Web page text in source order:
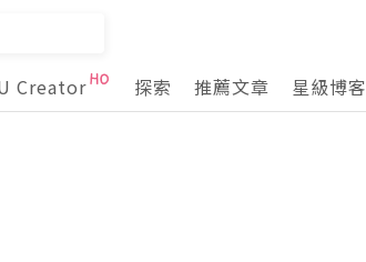
Creator 探索 推薦文章 星級博客